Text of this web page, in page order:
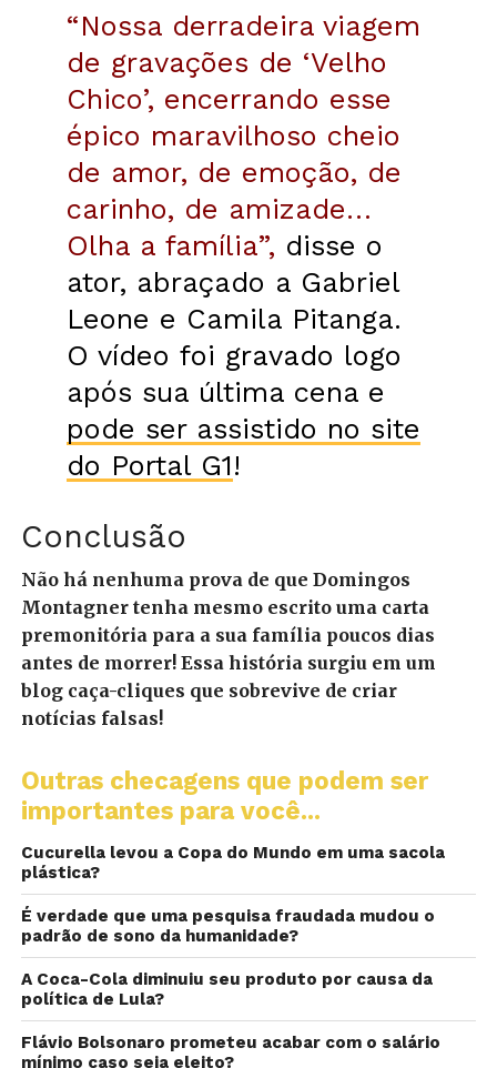
“Nossa derradeira viagem
de gravações de ‘Velho
Chico’, encerrando esse
épico maravilhoso cheio
de amor, de emoção, de
carinho, de amizade…
Olha a família”, disse o
ator, abraçado a Gabriel
Leone e Camila Pitanga.
O vídeo foi gravado logo
após sua última cena e
pode ser assistido no site
do Portal G1!
Conclusão
Não há nenhuma prova de que Domingos
Montagner tenha mesmo escrito uma carta
premonitória para a sua família poucos dias
antes de morrer! Essa história surgiu em um
blog caça-cliques que sobrevive de criar
notícias falsas!
Outras checagens que podem ser
importantes para você...
Cucurella levou a Copa do Mundo em uma sacola
plástica?
É verdade que uma pesquisa fraudada mudou o
padrão de sono da humanidade?
A Coca-Cola diminuiu seu produto por causa da
política de Lula?
Flávio Bolsonaro prometeu acabar com o salário
mínimo caso seja eleito?